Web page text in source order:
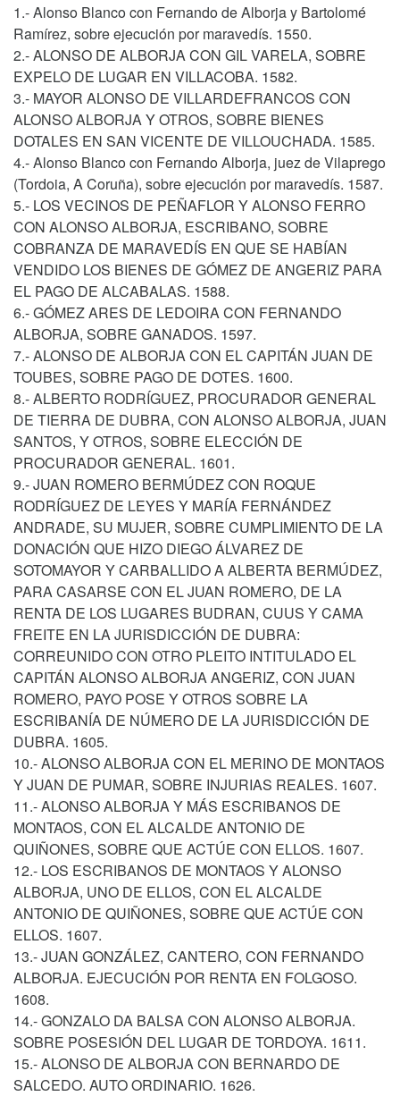
1.- Alonso Blanco con Fernando de Alborja y Bartolomé
Ramírez, sobre ejecución por maravedís. 1550.
2.- ALONSO DE ALBORJA CON GIL VARELA, SOBRE
EXPELO DE LUGAR EN VILLACOBA. 1582.
3.- MAYOR ALONSO DE VILLARDEFRANCOS CON
ALONSO ALBORJA Y OTROS, SOBRE BIENES
DOTALES EN SAN VICENTE DE VILLOUCHADA. 1585.
4.- Alonso Blanco con Fernando Alborja, juez de Vilaprego
(Tordoia, A Coruña), sobre ejecución por maravedís. 1587.
5.- LOS VECINOS DE PEÑAFLOR Y ALONSO FERRO
CON ALONSO ALBORJA, ESCRIBANO, SOBRE
COBRANZA DE MARAVEDÍS EN QUE SE HABÍAN
VENDIDO LOS BIENES DE GÓMEZ DE ANGERIZ PARA
EL PAGO DE ALCABALAS. 1588.
6.- GÓMEZ ARES DE LEDOIRA CON FERNANDO
ALBORJA, SOBRE GANADOS. 1597.
7.- ALONSO DE ALBORJA CON EL CAPITÁN JUAN DE
TOUBES, SOBRE PAGO DE DOTES. 1600.
8.- ALBERTO RODRÍGUEZ, PROCURADOR GENERAL
DE TIERRA DE DUBRA, CON ALONSO ALBORJA, JUAN
SANTOS, Y OTROS, SOBRE ELECCIÓN DE
PROCURADOR GENERAL. 1601.
9.- JUAN ROMERO BERMÚDEZ CON ROQUE
RODRÍGUEZ DE LEYES Y MARÍA FERNÁNDEZ
ANDRADE, SU MUJER, SOBRE CUMPLIMIENTO DE LA
DONACIÓN QUE HIZO DIEGO ÁLVAREZ DE
SOTOMAYOR Y CARBALLIDO A ALBERTA BERMÚDEZ,
PARA CASARSE CON EL JUAN ROMERO, DE LA
RENTA DE LOS LUGARES BUDRAN, CUUS Y CAMA
FREITE EN LA JURISDICCIÓN DE DUBRA:
CORREUNIDO CON OTRO PLEITO INTITULADO EL
CAPITÁN ALONSO ALBORJA ANGERIZ, CON JUAN
ROMERO, PAYO POSE Y OTROS SOBRE LA
ESCRIBANÍA DE NÚMERO DE LA JURISDICCIÓN DE
DUBRA. 1605.
10.- ALONSO ALBORJA CON EL MERINO DE MONTAOS
Y JUAN DE PUMAR, SOBRE INJURIAS REALES. 1607.
11.- ALONSO ALBORJA Y MÁS ESCRIBANOS DE
MONTAOS, CON EL ALCALDE ANTONIO DE
QUIÑONES, SOBRE QUE ACTÚE CON ELLOS. 1607.
12.- LOS ESCRIBANOS DE MONTAOS Y ALONSO
ALBORJA, UNO DE ELLOS, CON EL ALCALDE
ANTONIO DE QUIÑONES, SOBRE QUE ACTÚE CON
ELLOS. 1607.
13.- JUAN GONZÁLEZ, CANTERO, CON FERNANDO
ALBORJA. EJECUCIÓN POR RENTA EN FOLGOSO.
1608.
14.- GONZALO DA BALSA CON ALONSO ALBORJA.
SOBRE POSESIÓN DEL LUGAR DE TORDOYA. 1611.
15.- ALONSO DE ALBORJA CON BERNARDO DE
SALCEDO. AUTO ORDINARIO. 1626.